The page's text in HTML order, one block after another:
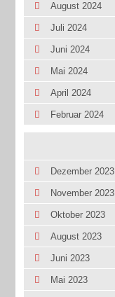
August 2024
Juli 2024
Juni 2024
Mai 2024
April 2024
Februar 2024
Dezember 2023
November 2023
Oktober 2023
August 2023
Juni 2023
Mai 2023